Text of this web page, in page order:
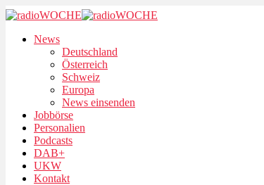
News
Deutschland
Österreich
Schweiz
Europa
News einsenden
Jobbörse
Personalien
Podcasts
DAB+
UKW
Kontakt